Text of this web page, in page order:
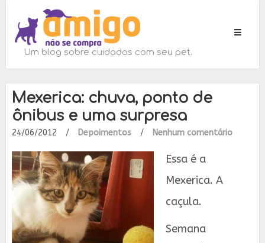
Toggle
Um blog sobre cuidados com seu pet.
Mexerica: chuva, ponto de
ônibus e uma surpresa
24/06/2012 / Depoimentos / Nenhum comentário
Essa é a
Mexerica. A
caçula.
Semana